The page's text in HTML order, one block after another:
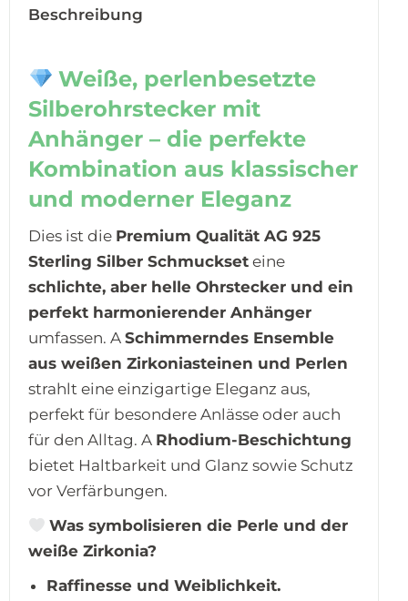
Beschreibung
Weiße, perlenbesetzte
Silberohrstecker mit
Anhänger – die perfekte
Kombination aus klassischer
und moderner Eleganz
Dies ist die Premium Qualität AG 925
Sterling Silber Schmuckset eine
schlichte, aber helle Ohrstecker und ein
perfekt harmonierender Anhänger
umfassen. A Schimmerndes Ensemble
aus weißen Zirkoniasteinen und Perlen
strahlt eine einzigartige Eleganz aus,
perfekt für besondere Anlässe oder auch
für den Alltag. A Rhodium-Beschichtung
bietet Haltbarkeit und Glanz sowie Schutz
vor Verfärbungen.
Was symbolisieren die Perle und der
weiße Zirkonia?
Raffinesse und Weiblichkeit.